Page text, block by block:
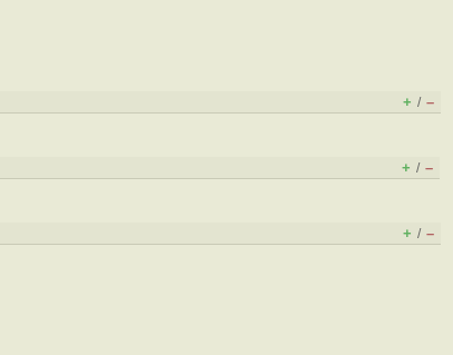
+ / –
+ / –
+ / –